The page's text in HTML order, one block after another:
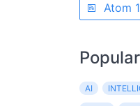
Atom
AI